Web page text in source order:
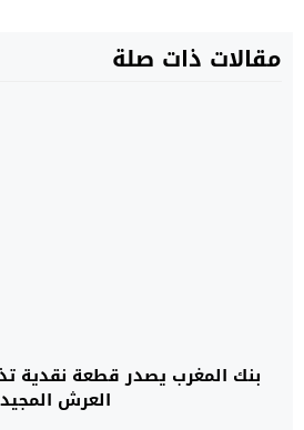
مقالات ذات صلة
بنك المغرب يصدر قطعة نقدية
العرش المجيد